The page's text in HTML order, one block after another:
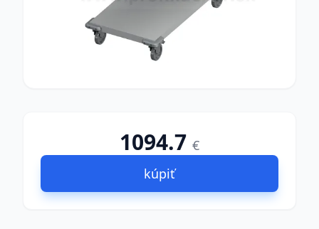
1094.7 €
kúpiť